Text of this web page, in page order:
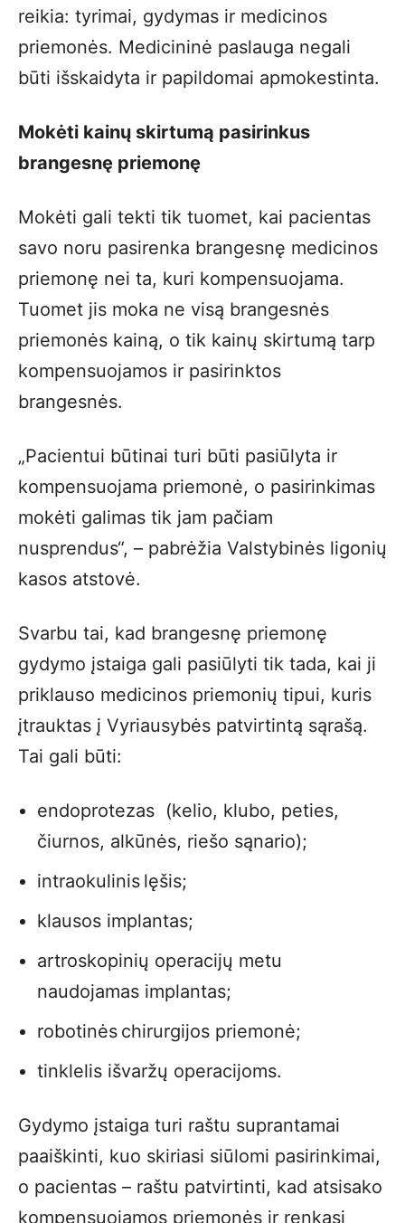
reikia: tyrimai, gydymas ir medicinos
priemonės. Medicininė paslauga negali
būti išskaidyta ir papildomai apmokestinta.
Mokėti kainų skirtumą pasirinkus
brangesnę priemonę
Mokėti gali tekti tik tuomet, kai pacientas
savo noru pasirenka brangesnę medicinos
priemonę nei ta, kuri kompensuojama.
Tuomet jis moka ne visą brangesnės
priemonės kainą, o tik kainų skirtumą tarp
kompensuojamos ir pasirinktos
brangesnės.
„Pacientui būtinai turi būti pasiūlyta ir
kompensuojama priemonė, o pasirinkimas
mokėti galimas tik jam pačiam
nusprendus“, – pabrėžia Valstybinės ligonių
kasos atstovė.
Svarbu tai, kad brangesnę priemonę
gydymo įstaiga gali pasiūlyti tik tada, kai ji
priklauso medicinos priemonių tipui, kuris
įtrauktas į Vyriausybės patvirtintą sąrašą.
Tai gali būti:
endoprotezas (kelio, klubo, peties,
čiurnos, alkūnės, riešo sąnario);
intraokulinis lęšis;
klausos implantas;
artroskopinių operacijų metu
naudojamas implantas;
robotinės chirurgijos priemonė;
tinklelis išvaržų operacijoms.
Gydymo įstaiga turi raštu suprantamai
paaiškinti, kuo skiriasi siūlomi pasirinkimai,
o pacientas – raštu patvirtinti, kad atsisako
kompensuojamos priemonės ir renkasi